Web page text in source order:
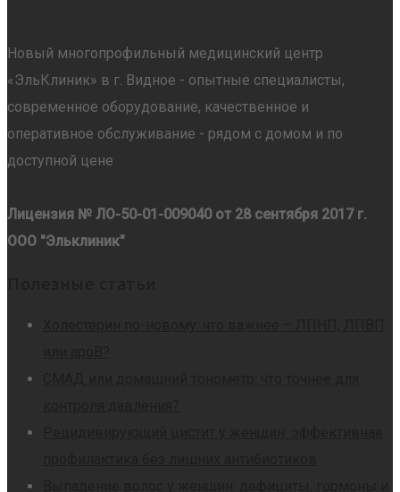
Новый многопрофильный медицинский центр
«ЭльКлиник» в г. Видное - опытные специалисты,
современное оборудование, качественное и
оперативное обслуживание - рядом с домом и по
доступной цене
Лицензия № ЛО-50-01-009040 от 28 сентября 2017 г.
ООО "Эльклиник"